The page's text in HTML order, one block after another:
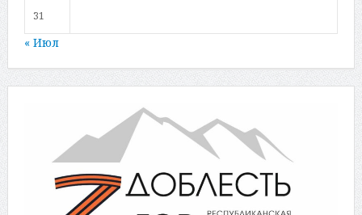
31
« Июл